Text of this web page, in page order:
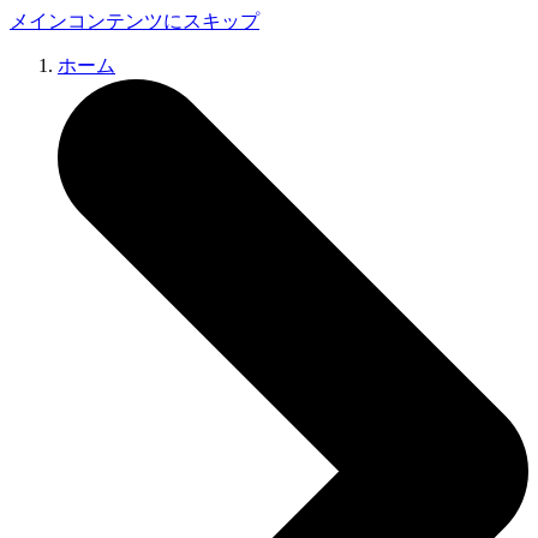
メインコンテンツにスキップ
ホーム